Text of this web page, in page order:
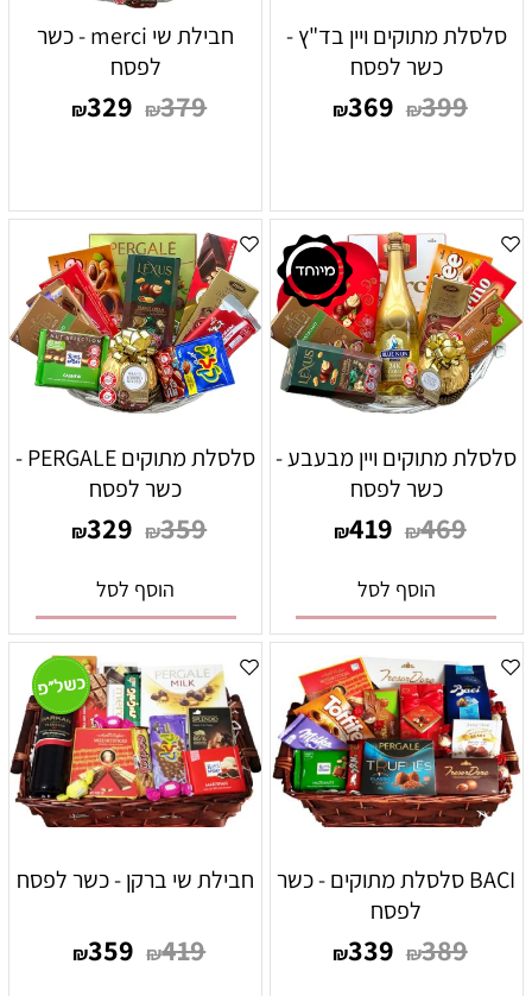
סלסלת מתוקים ויין בד"ץ -
כשר לפסח
₪399
₪369
חבילת שי merci - כשר
לפסח
₪379
₪329
סלסלת מתוקים ויין מבעבע -
כשר לפסח
₪469
₪419
הוסף לסל
סלסלת מתוקים PERGALE -
כשר לפסח
₪359
₪329
הוסף לסל
BACI סלסלת מתוקים - כשר
לפסח
₪389
₪339
חבילת שי ברקן - כשר לפסח
₪419
₪359